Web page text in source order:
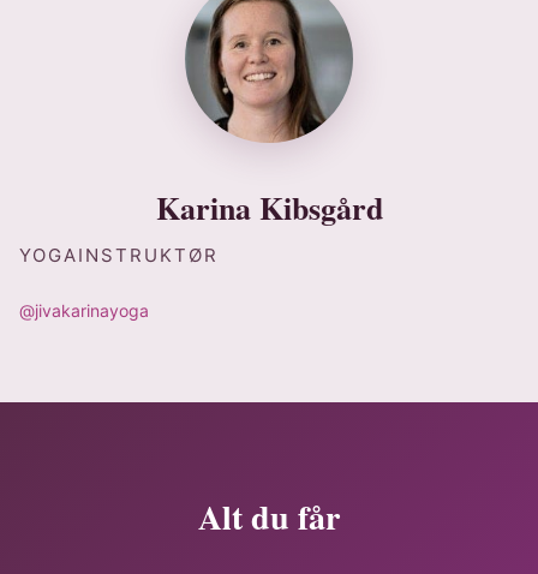
Karina Kibsgård
YOGAINSTRUKTØR
@jivakarinayoga
Alt du får